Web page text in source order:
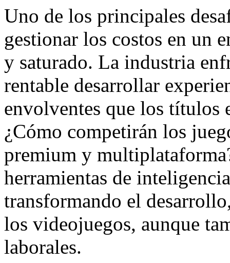
Uno de los principales
gestionar los costos en un
y saturado. La industria
rentable desarrollar
envolventes que los títulos
¿Cómo competirán los
premium y
herramientas de
transformando el
los videojuegos, aunque
laborales.